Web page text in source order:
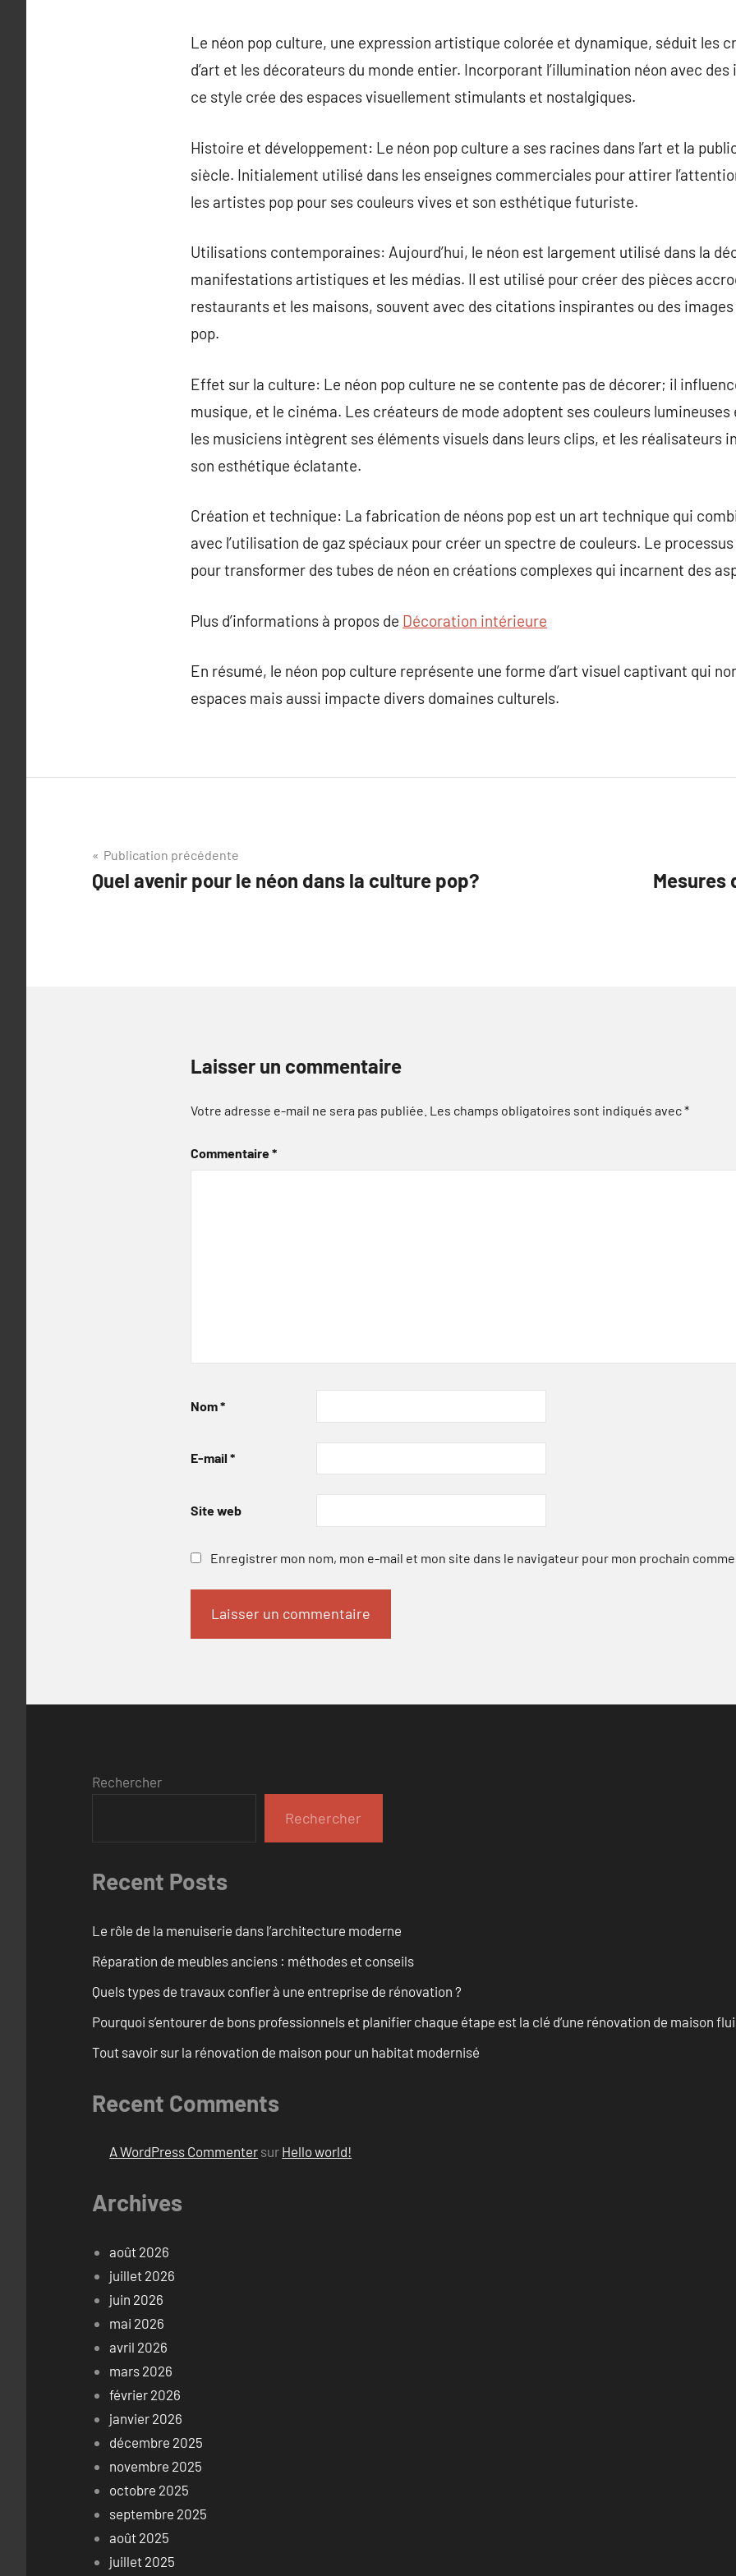
Le néon pop culture, une expression artistique colorée et dynamique, séduit les
d’art et les décorateurs du monde entier. Incorporant l’illumination néon avec
ce style crée des espaces visuellement stimulants et nostalgiques.
Histoire et développement: Le néon pop culture a ses racines dans l’art et la
siècle. Initialement utilisé dans les enseignes commerciales pour attirer
les artistes pop pour ses couleurs vives et son esthétique futuriste.
Utilisations contemporaines: Aujourd’hui, le néon est largement utilisé dans la
manifestations artistiques et les médias. Il est utilisé pour créer des pièces
restaurants et les maisons, souvent avec des citations inspirantes ou des
pop.
Effet sur la culture: Le néon pop culture ne se contente pas de décorer; il
musique, et le cinéma. Les créateurs de mode adoptent ses couleurs
les musiciens intègrent ses éléments visuels dans leurs clips, et les réalisateurs
son esthétique éclatante.
Création et technique: La fabrication de néons pop est un art technique qui
avec l’utilisation de gaz spéciaux pour créer un spectre de couleurs. Le
pour transformer des tubes de néon en créations complexes qui incarnent des
Plus d’informations à propos de Décoration intérieure
En résumé, le néon pop culture représente une forme d’art visuel captivant qui
espaces mais aussi impacte divers domaines culturels.
Navigation
de
Publication précédente
Quel avenir pour le néon dans la culture pop?
Mesures
Laisser un commentaire
Votre adresse e-mail ne sera pas publiée. Les champs obligatoires sont indiqués avec*
Commentaire*
Nom*
E-mail *
Site web
Enregistrer mon nom, mon e-mail et mon site dans le navigateur pour mon prochain
Rechercher
Rechercher
Recent Posts
Le rôle de la menuiserie dans l’architecture moderne
Réparation de meubles anciens : méthodes et conseils
Quels types de travaux confier à une entreprise de rénovation ?
Pourquoi s’entourer de bons professionnels et planifier chaque étape est la clé d’une rénovation de maison
Tout savoir sur la rénovation de maison pour un habitat modernisé
Recent Comments
A WordPress Commenter sur Hello world!
Archives
août 2026
juillet 2026
juin 2026
mai 2026
avril 2026
mars 2026
février 2026
janvier 2026
décembre 2025
novembre 2025
octobre 2025
septembre 2025
août 2025
juillet 2025